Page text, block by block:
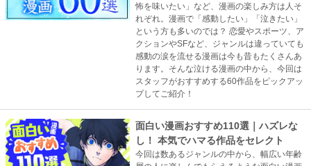
怖を味いたい」など、漫画の楽しみ方は人そ
れぞれ。漫画で「感動したい」「泣きたい」
という方も多いのでは？ 恋愛やスポーツ、ア
クションやSFなど、ジャンルは違っていても
感動の涙を流せる漫画は今も昔もたくさんあ
ります。そんな泣ける漫画の中から、今回は
スタッフがおすすめする60作品をピックアッ
プしてご紹介！
面白い漫画おすすめ110選｜ハズレな
し！ 本気でハマる作品をセレクト
今回は数あるジャンルの中から、幅広い年齢